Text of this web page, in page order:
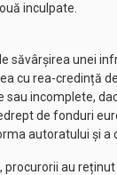
inculpate.
săvârșirea unei
cu rea-credință
sau incomplete,
de fonduri
autoratului și a
procurorii au